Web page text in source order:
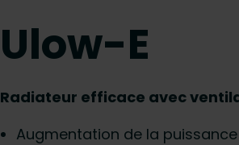
Ulow-E
Radiateur efficace avec
Augmentation de la